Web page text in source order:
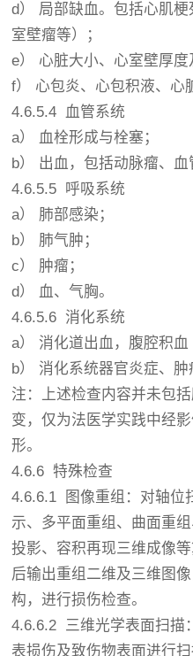
d） 局部缺血。包括心肌梗
室壁瘤等）；
e） 心脏大小、心室壁厚度
f） 心包炎、心包积液、心
4.6.5.4 血管系统
a） 血栓形成与栓塞；
b） 出血，包括动脉瘤、血
4.6.5.5 呼吸系统
a） 肺部感染；
b） 肺气肿；
c） 肿瘤；
d） 血、气胸。
4.6.5.6 消化系统
a） 消化道出血，腹腔积血
b） 消化系统器官炎症、肿
注：上述检查内容并未包
变，仅为法医学实践中经
形。
4.6.6 特殊检查
4.6.6.1 图像重组：对轴位
示、多平面重组、曲面重
投影、容积再现三维成像
后输出重组二维及三维图
构，进行损伤检查。
4.6.6.2 三维光学表面扫描
表损伤及致伤物表面进行